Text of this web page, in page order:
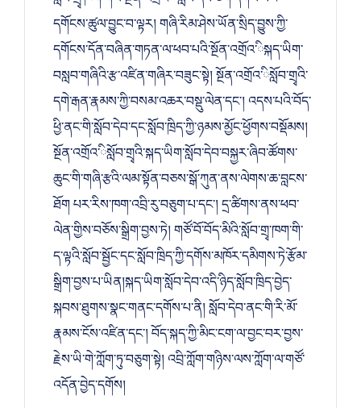
དགོངས་ཚུལ་བྱུང་བ་ལྟར། གཞི་རིམ་ཤེས་ཡོན་སྲིད་བྱུས་ཀྱི་
དགོངས་དོན་བཞིན་གཏན་ལ་ཕབ་པའི་སྔོན་འགྲོའ་ིསྐད་ཡིག་
བསླབ་གཞིའི་རྩ་འཛིན་གཞིར་བཟུང་སྟེ། སྔོན་འགྲོའ་ིསློབ་གྲྭའི་
དགེ་རྒན་རྣམས་ཀྱི་བསམ་འཆར་བསྡུ་ལེན་དང་། འདས་པའི་བོད་
ཕྱི་ནང་གི་སློབ་དེབ་དང་སློབ་ཁྲིད་ཀྱི་ཉམས་མྱོང་ཕྱོགས་བསྡོམས།
སྔོན་འགྲོའ་ིསློབ་གྲྭའི་སྐད་ཡིག་སློབ་དེབ་བསྐྱར་ཞིབ་ཚོགས་
ཆུང་གི་གཞི་རྩའི་ལམ་སྟོན་བཅས་སྒོ་ཀུན་ནས་ལེགས་ཆ་བླངས་
ཐོག པར་རིས་ཁག་འབྲི་རུ་བཅུག་པ་དང་། དྲ་ཚིགས་ནས་ཕབ་
ལེན་གྱིས་བཅོས་སྒྲིག་བྱས་ཏེ། གཙོ་བོ་བོད་མིའི་སློབ་གྲྭ་ཁག་གི་
ད་ལྟའི་སློབ་སྦྱོང་དང་སློབ་ཁྲིད་ཀྱི་དགོས་མཁོར་དམིགས་ཏེ་རྩོམ་
སྒྲིག་བྱས་པ་ཡིན།སྐད་ཡིག་སློབ་དེབ་འདི་ཉིད་སློབ་ཁྲིད་བྱེད་
སྐབས་ཐུགས་སྣང་གནང་དགོས་པ་ནི། སློབ་དེབ་ནང་གི་རི་མོ་
རྣམས་ངོས་འཛིན་དང་། བོད་སྐད་ཀྱི་མིང་ངག་ལ་བྱང་བར་བྱས་
རྗེས་ཡི་གེ་ཀློག་ཏུ་བཅུག་སྟེ། འབྲི་ཀློག་གཉིས་ལས་ཀློག་ལ་གཙོ་
འདོན་བྱེད་དགོས།